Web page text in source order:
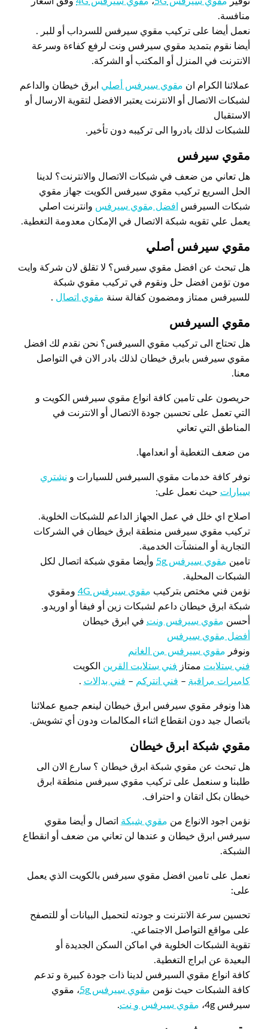
منافسة.
نعمل أيضا على تركيب مقوي سيرفس للسرداب أو للبر .
أيضا نقوم بتمديد مقوي سيرفس ونت لرفع كفاءة وسرعة
الانترنت في المنزل أو المكتب أو الشركة.
عملائنا الكرام ان مقوي سيرفس أصلي ابرق خيطان والداعم
لشبكات الاتصال أو الانترنت يعتبر الافضل لتقوية الارسال أو
الاستقبال
للشبكات لذلك بادروا الى تركيبه دون تأخير.
مقوي سيرفس
هل تعاني من ضعف في شبكات الاتصال والانترنت؟ لدينا
الحل السريع تركيب مقوي سيرفس الكويت جهاز مقوي
شبكات السيرفس
افضل مقوي سيرفس وانترنت اصلي
يعمل علي تقويه شبكة الاتصال في الإمكان معدومة التغطية.
مقوي سيرفس أصلي
هل تبحث عن افضل مقوي سيرفس؟ لا تقلق لان شركة وايت
مون تؤمن افضل حل ونقوم في تركيب مقوي شبكة
للسيرفس ممتاز ومضمون كفالة سنة مقوي اتصال .
مقوي السيرفس
هل تحتاج الى تركيب مقوي السيرفس؟ نحن نقدم لك افضل
مقوي سيرفس بابرق خيطان لذلك بادر الان في التواصل
معنا.
حريصون على تامين كافة انواع مقوي سيرفس الكويت و
التي تعمل على تحسين جودة الاتصال أو الانترنت في
المناطق التي تعاني
من ضعف التغطية أو انعدامها.
نوفر كافة خدمات مقوي السيرفس للسيارات و نشتري
سيارات حيث نعمل على:
اصلاح اي خلل في عمل الجهاز الداعم للشبكات الخلوية.
تركيب مقوي سيرفس منطقة ابرق خيطان في الشركات
التجارية أو المنشآت الخدمية.
تامين مقوي سيرفس 5g
وأيضا مقوي شبكة اتصال لكل
الشبكات المحلية.
نؤمن فني مختص بتركيب مقوي سيرفس 4G
ومقوي
شبكة ابرق خيطان داعم لشبكات زين أو فيفا أو اوريدو.
أحسن مقوي سيرفس ونت في ابرق خيطان
أفضل مقوي سيرفس
ونوفر مقوي سيرفس من الغانم
فني ستلايت ممتاز فني ستلايت القرين الكويت
كاميرات مراقبة – فني انتركم – فني بدالات .
هذا ونوفر مقوي سيرفس ابرق خيطان لينعم جميع عملائنا
باتصال جيد دون انقطاع اثناء المكالمات ودون أي تشويش.
مقوي شبكة ابرق خيطان
هل تبحث عن مقوي شبكة ابرق خيطان ؟ سارع الان الى
طلبنا و سنعمل على تركيب مقوي سيرفس منطقة ابرق
خيطان بكل اتقان و احتراف.
نؤمن اجود الانواع من مقوي شبكة اتصال و أيضا مقوي
سيرفس ابرق خيطان و عندها لن تعاني من ضعف أو انقطاع
الشبكة.
نعمل على تامين افضل مقوي سيرفس بالكويت الذي يعمل
على:
تحسين سرعة الانترنت و جودته لتحميل البيانات أو للتصفح
على مواقع التواصل الاجتماعي.
تقوية الشبكات الخلوية في اماكن السكن الجديدة أو
البعيدة عن ابراج التغطية.
كافة انواع مقوي السيرفس لدينا ذات جودة كبيرة و تدعم
كافة الشبكات حيث نؤمن مقوي سيرفس 5g
، مقوي
سيرفس 4g،
مقوي سيرفس و نت.